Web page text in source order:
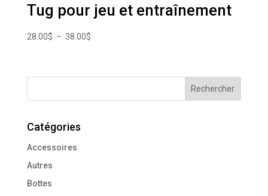
Tug pour jeu et entraînement
28.00$ – 38.00$Plage
28.00$
Catégories
Accessoires
Autres
Bottes